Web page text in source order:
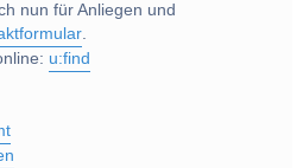
nun für Anliegen und
.
u:find